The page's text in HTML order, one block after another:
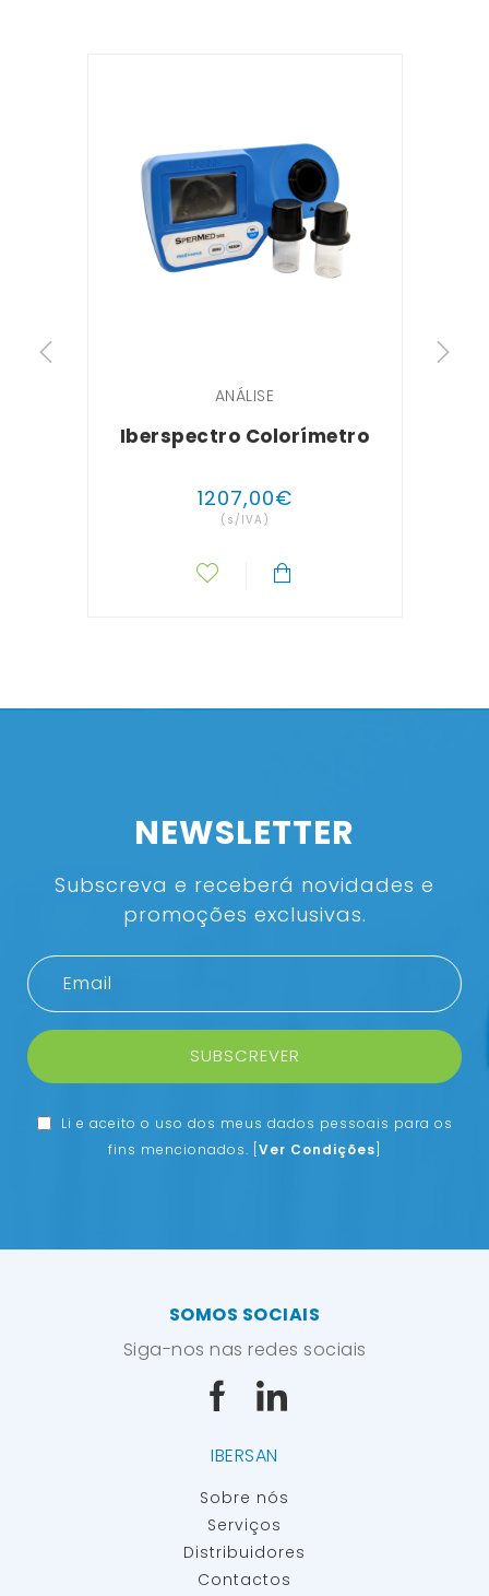
ANÁLISE
Iberspectro Colorímetro
1207,00€
(s/IVA)
NEWSLETTER
Subscreva e receberá novidades e
promoções exclusivas.
SUBSCREVER
Li e aceito o uso dos meus dados pessoais para os
fins mencionados. Ver Condições
IBERSAN
Sobre nós
Serviços
Distribuidores
Contactos
SOMOS SOCIAIS
Siga-nos nas redes sociais